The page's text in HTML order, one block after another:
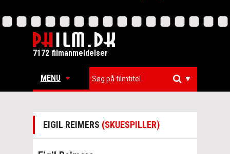
7172 filmanmeldelser
MENU ▼
EIGIL REIMERS (SKUESPILLER)